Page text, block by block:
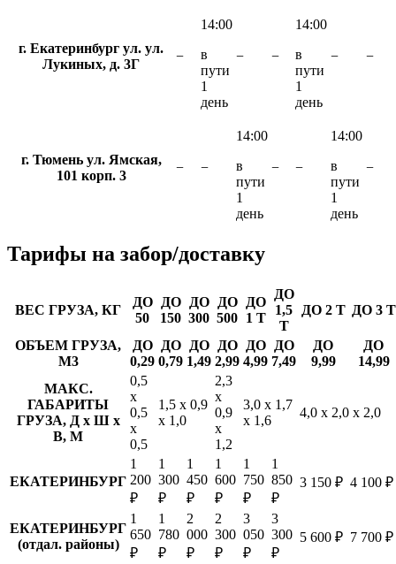
г. Екатеринбург ул. ул.
Лукиных, д. 3Г
−
14:00
в
пути
1
день
− −
14:00
в
пути
1
день
− −
г. Тюмень ул. Ямская,
101 корп. 3
− −
14:00
в
пути
1
день
− −
14:00
в
пути
1
день
−
Тарифы на забор/доставку
ВЕС ГРУЗА, КГ
ДО
50
ДО
150
ДО
300
ДО
500
ДО
1 Т
ДО
1,5
Т
ДО 2 Т ДО 3 Т
ОБЪЕМ ГРУЗА,
М3
ДО
0,29
ДО
0,79
ДО
1,49
ДО
2,99
ДО
4,99
ДО
7,49
ДО
9,99
ДО
14,99
МАКС.
ГАБАРИТЫ
ГРУЗА, Д х Ш х
В, М
0,5
х
0,5
х
0,5
1,5 х 0,9
х 1,0
2,3
х
0,9
х
1,2
3,0 х 1,7
х 1,6
4,0 х 2,0 х 2,0
ЕКАТЕРИНБУРГ
1
200
₽
1
300
₽
1
450
₽
1
600
₽
1
750
₽
1
850
₽
3 150 ₽ 4 100 ₽
ЕКАТЕРИНБУРГ
(отдал. районы)
1
650
₽
1
780
₽
2
000
₽
2
300
₽
3
050
₽
3
300
₽
5 600 ₽ 7 700 ₽